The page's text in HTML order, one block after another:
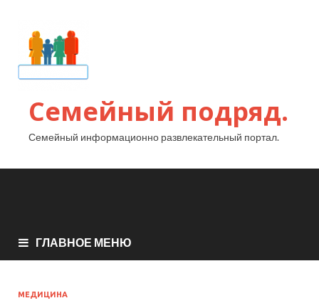
Семейный подряд.
Семейный информационно развлекательный портал.
ГЛАВНОЕ МЕНЮ
МЕДИЦИНА